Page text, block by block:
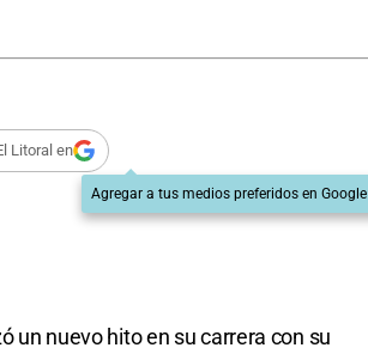
Litoral en
Agregar a tus medios preferidos en Google
un nuevo hito en su carrera con su